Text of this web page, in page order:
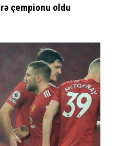
çempionu oldu